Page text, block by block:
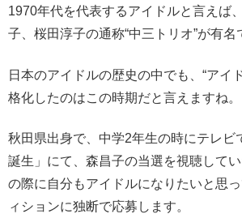
1970年代を代表するアイドルと言えば
子、桜田淳子の通称“中三トリオ”が有名
日本のアイドルの歴史の中でも、“アイ
格化したのはこの時期だと言えますね。
秋田県出身で、中学2年生の時にテレビ
誕生」にて、森昌子の当選を視聴して
の際に自分もアイドルになりたいと思
ィションに独断で応募します。